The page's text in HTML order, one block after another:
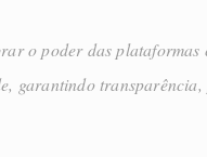
o poder das plataformas
garantindo